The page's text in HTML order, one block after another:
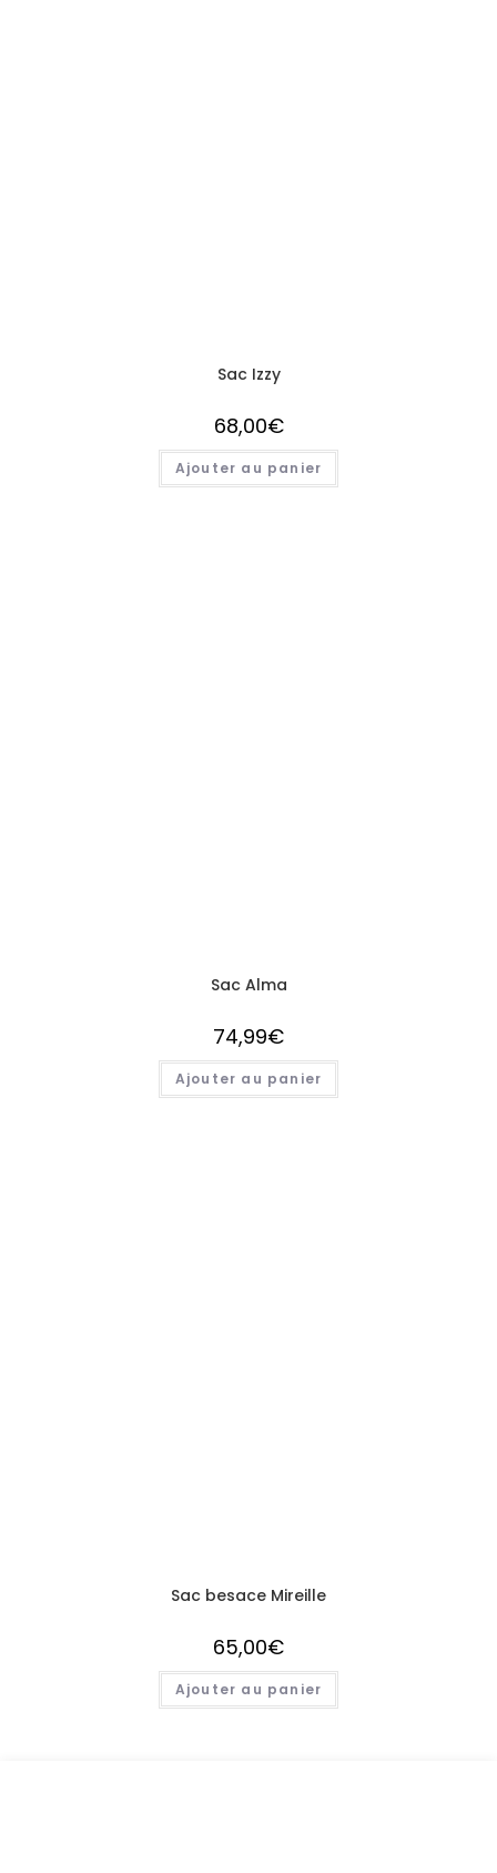
Sac Izzy
68,00€
Ajouter au panier
Sac Alma
74,99€
Ajouter au panier
Sac besace Mireille
65,00€
Ajouter au panier